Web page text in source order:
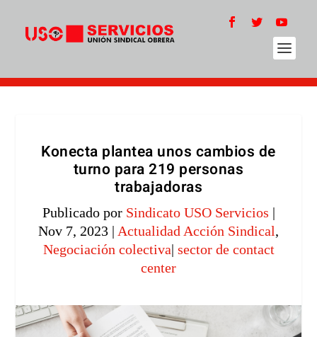
Konecta plantea unos cambios de
turno para 219 personas
trabajadoras
Publicado por Sindicato USO Servicios |
Nov 7, 2023 | Actualidad Acción Sindical,
Negociación colectiva| sector de contact
center